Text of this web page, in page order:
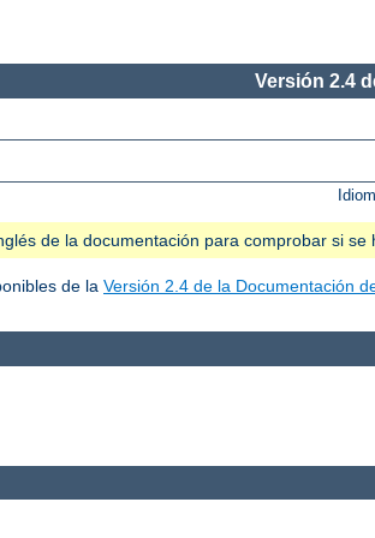
Versión 2.4
de la documentación para comprobar si
de la Versión 2.4 de la Documentación